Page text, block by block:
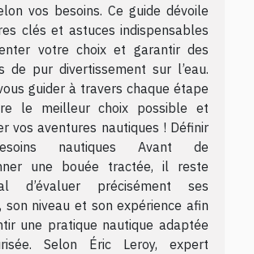
vos besoins. Ce guide dévoile
clés et astuces indispensables
votre choix et garantir des
de pur divertissement sur l’eau.
guider à travers chaque étape
le meilleur choix possible et
vos aventures nautiques ! Définir
nautiques Avant de
une bouée tractée, il reste
d’évaluer précisément ses
son niveau et son expérience afin
une pratique nautique adaptée
Selon Éric Leroy, expert